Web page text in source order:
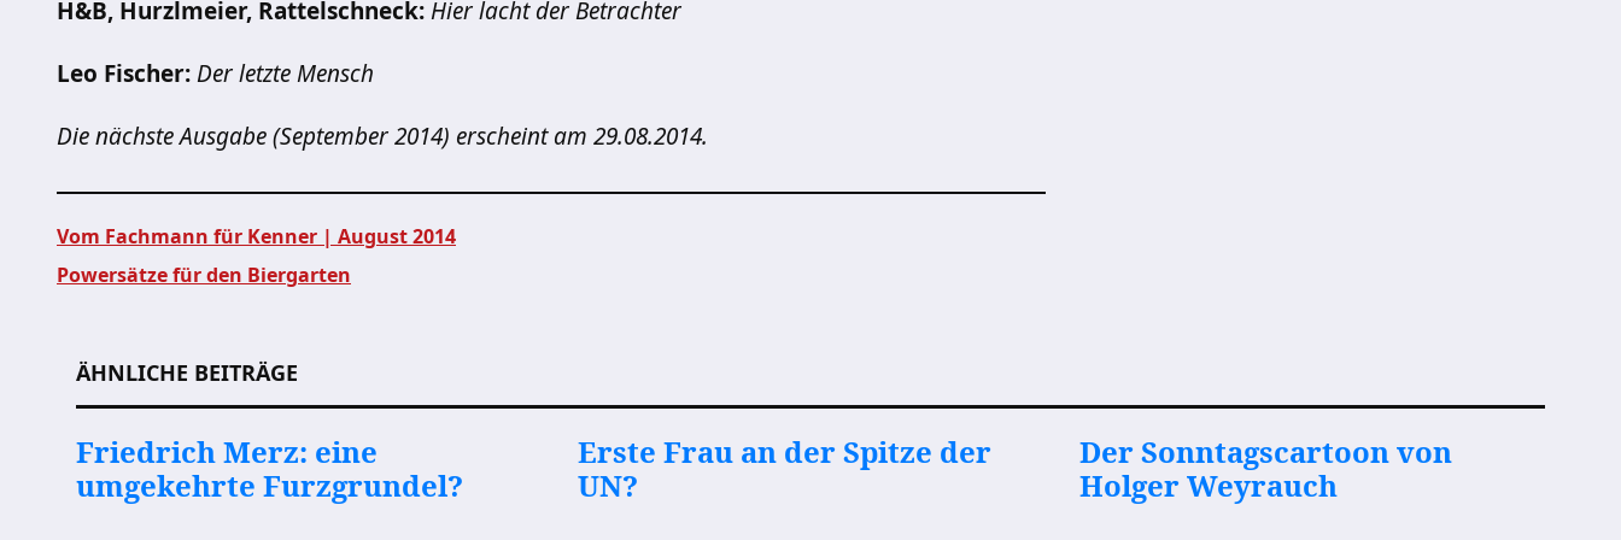
H&B, Hurzlmeier, Rattelschneck: Hier lacht der Betrachter
Leo Fischer:Der letzte Mensch
Die nächste Ausgabe (September 2014) erscheint am 29.08.2014.
Vom Fachmann für Kenner | August 2014
Powersätze für den Biergarten
ÄHNLICHE BEITRÄGE
Friedrich Merz: eine
umgekehrte Furzgrundel?
Erste Frau an der Spitze der
UN?
Der Sonntagscartoon von
Holger Weyrauch